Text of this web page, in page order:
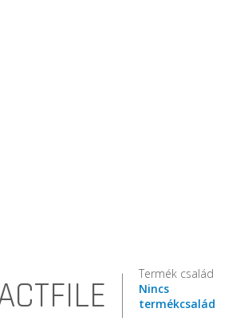
Termék család
Nincs
termékcsalád